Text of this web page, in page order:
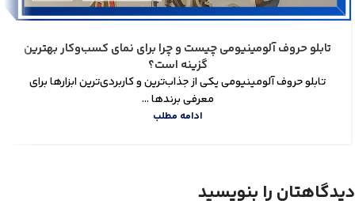
تابلو حروف آلومینیومی چیست و چرا برای نمای کسب‌وکار بهترین
گزینه است؟
تابلو حروف آلومینیومی یکی از جذاب‌ترین و کاربردی‌ترین ابزارها برای
معرفی برندها ...
ادامه مطلب
دیدگاهتان را بنویسید